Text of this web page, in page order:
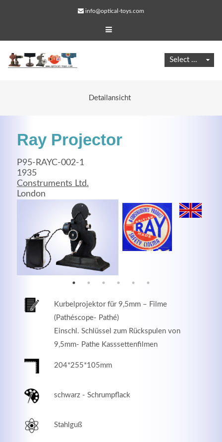
info@optical-toys.com
Detailansicht
Ray Projector
P95-RAYC-002-1
1935
Construments Ltd.
London
Kurbelprojektor für 9,5mm – Filme
(Pathéscope- Pathé)
Einschl. Schlüssel zum Rückspulen von
9,5mm- Pathe Kasssettenfilmen
204*255*105mm
schwarz - Schrumpflack
Stahlguß
Web Projects
Lorem ipsum dolor sit amet, consectetuer adipiscing
elit. Aenean commodo ligula eget dolor.
MEHR INFOS
Lorem ipsum dolor sit amet, consectetuer adipiscing